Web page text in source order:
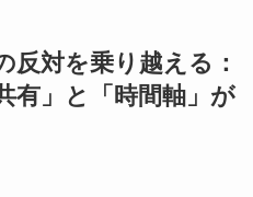
反対を乗り越える：
有」と「時間軸」が